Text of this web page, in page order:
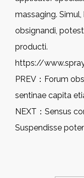
massaging.
obsignandi,
producti.
https://
PREV： Forum
sentinae capita
NEXT： Sensus
Suspendisse